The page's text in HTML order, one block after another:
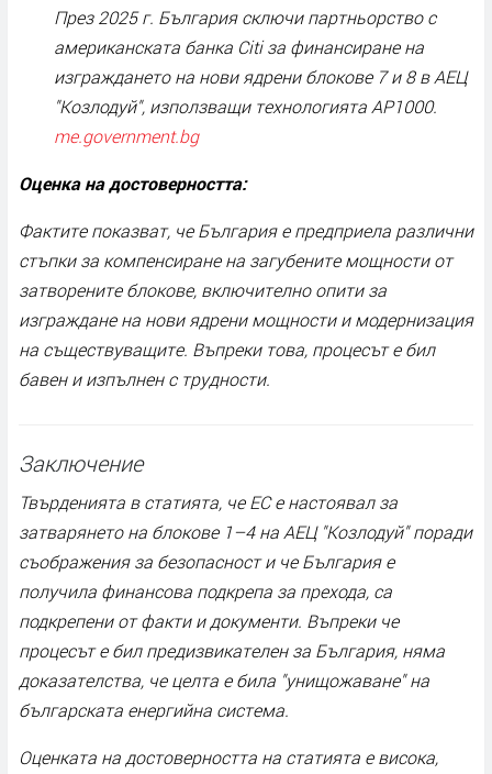
През 2025 г. България сключи партньорство с
американската банка Citi за финансиране на
изграждането на нови ядрени блокове 7 и 8 в АЕЦ
"Козлодуй", използващи технологията AP1000.
me.government.bg
Оценка на достоверността:
Фактите показват, че България е предприела различни
стъпки за компенсиране на загубените мощности от
затворените блокове, включително опити за
изграждане на нови ядрени мощности и модернизация
на съществуващите. Въпреки това, процесът е бил
бавен и изпълнен с трудности.
Заключение
Твърденията в статията, че ЕС е настоявал за
затварянето на блокове 1–4 на АЕЦ "Козлодуй" поради
съображения за безопасност и че България е
получила финансова подкрепа за прехода, са
подкрепени от факти и документи. Въпреки че
процесът е бил предизвикателен за България, няма
доказателства, че целта е била "унищожаване" на
българската енергийна система.
Оценката на достоверността на статията е висока,